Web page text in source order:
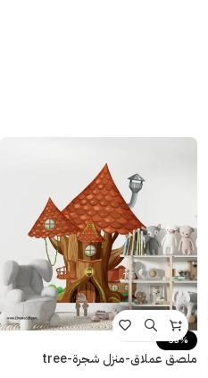
-35%
ملصق عملاق-منزل شجرة-tree